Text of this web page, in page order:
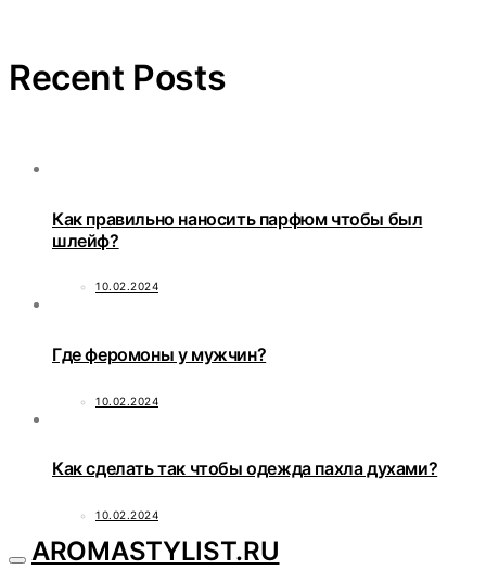
Recent Posts
Как правильно наносить парфюм чтобы был
шлейф?
10.02.2024
Где феромоны у мужчин?
10.02.2024
Как сделать так чтобы одежда пахла духами?
10.02.2024
AROMASTYLIST.RU